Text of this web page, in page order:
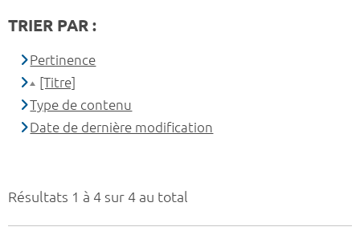
Résultats 1 à 4 sur 4 au total
TRIER PAR :
Pertinence
[Titre]
Type de contenu
Date de dernière modification